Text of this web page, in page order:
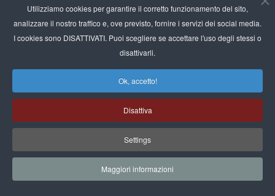
Utilizziamo cookies per garantire il corretto funzionamento del sito,
analizzare il nostro traffico e, ove previsto, fornire i servizi dei social media.
I cookies sono DISATTIVATI. Puoi scegliere se accettare l'uso degli stessi o
disattivarli.
Ok, accetto!
Disattiva
Settings
Maggiori informazioni
Titolo
Forum Retail 2024: dati esclusivi, Made in Italy e
Crif: in Italia il Bnpl cresce più del credito al
consumo tradizionale
Visa: all’estero il 42% dei turisti italiani paga con
lo smartphone
Osservatorio Visa: un consumatore su due